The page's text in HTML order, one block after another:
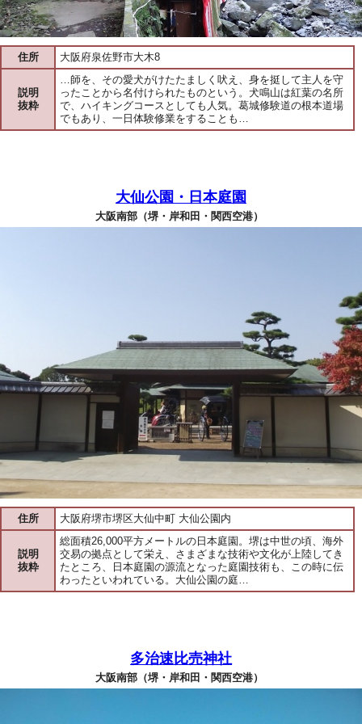
住所 大阪府泉佐野市大木8
説明
抜粋
…師を、その愛犬がけたたましく吠え、身を挺して主人を守
ったことから名付けられたものという。犬鳴山は紅葉の名所
で、ハイキングコースとしても人気。葛城修験道の根本道場
でもあり、一日体験修業をすることも…
大仙公園・日本庭園
大阪南部（堺・岸和田・関西空港）
住所 大阪府堺市堺区大仙中町 大仙公園内
説明
抜粋
総面積26,000平方メートルの日本庭園。堺は中世の頃、海外
交易の拠点として栄え、さまざまな技術や文化が上陸してき
たところ、日本庭園の源流となった庭園技術も、この時に伝
わったといわれている。大仙公園の庭…
多治速比売神社
大阪南部（堺・岸和田・関西空港）